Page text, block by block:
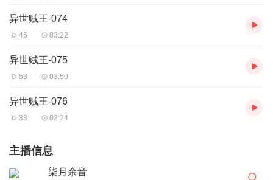
异世贼王-074
46 03:22
异世贼王-075
53 03:50
异世贼王-076
33 02:24
主播信息
柒月余音